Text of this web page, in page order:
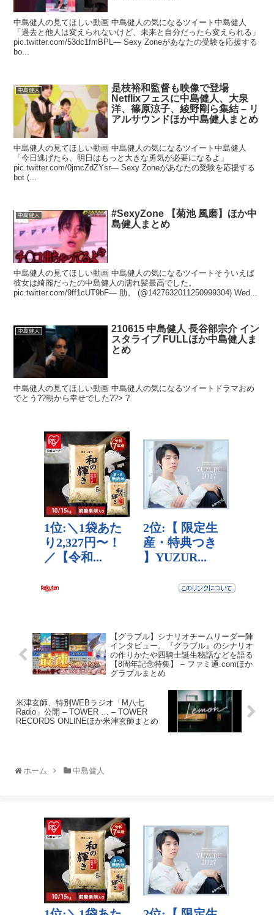
中島健人の見てほしい動画 中島健人の気になるツイート中島健人
「過去と他人は変えられないけど、未来と自分だったら変えられる」
pic.twitter.com/53dc1fmBPL— Sexy Zoneがあなたの受験を応援する
bo...
中島健人
是枝裕和監督も映像で登場
Netflixフェスに中島健人、大泉
洋、篠原涼子、綾野剛ら集結 – リ
アルサウンドほか中島健人まとめ
中島健人の見てほしい動画 中島健人の気になるツイート中島健人
「今日逃げたら、明日はもっと大きな勇気が必要になるよ」
pic.twitter.com/0jmcZdZYsr— Sexy Zoneがあなたの受験を応援する
bot (...
中島健人
#SexyZone 【菊池 風磨】ほか中
島健人まとめ
中島健人の見てほしい動画 中島健人の気になるツイートそういえば
彼女は綺麗だったの中島健人の濡れ髪最高でした。
pic.twitter.com/9ff1cUT9bF— 肋。 (@1427632011250999304) Wed...
中島健人
210615 中島健人 長谷部宗介 イン
スタライブ FULLほか中島健人ま
とめ
中島健人の見てほしい動画 中島健人の気になるツイートドラマおめ
でとう??朝から幸せでした??> ?
【グラブル】シナリオチームリーダー陣
インタビュー。『グラブル』のシナリオ
の作りかたや四騎士誕生秘話などを語る
【8周年記念特集】 – ファミ通.comほか
グラブルまとめ
米津玄師、特別WEBラジオ「M八七
Radio」公開 – TOWER … – TOWER
RECORDS ONLINEほか米津玄師まとめ
ホーム 中島健人